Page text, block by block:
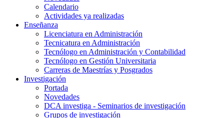
Calendario
Actividades ya realizadas
Enseñanza
Licenciatura en Administración
Tecnicatura en Administración
Tecnólogo en Administración y Contabilidad
Tecnólogo en Gestión Universitaria
Carreras de Maestrías y Posgrados
Investigación
Portada
Novedades
DCA investiga - Seminarios de investigación
Grupos de investigación